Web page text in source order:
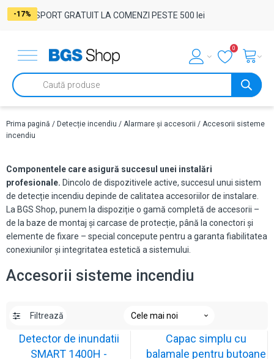
TRANSPORT GRATUIT LA COMENZI PESTE 500 lei
0
Products
search
Prima pagină / Detecție incendiu / Alarmare și accesorii / Accesorii sisteme
incendiu
Componentele care asigură succesul unei instalări
profesionale. Dincolo de dispozitivele active, succesul unui sistem
de detecție incendiu depinde de calitatea accesoriilor de instalare.
La BGS Shop, punem la dispoziție o gamă completă de accesorii –
de la baze de montaj și carcase de protecție, până la conectori și
elemente de fixare – special concepute pentru a garanta fiabilitatea
conexiunilor și integritatea estetică a sistemului.
Accesorii sisteme incendiu
Filtrează
-17%
Detector de inundatii
SMART 1400H -
-29%
Capac simplu cu
balamale pentru butoane
-17%
-50%
-50%
-50%
-50%
-50%
-50%
-50%
-17%
-17%
-29%
-17%
-18%
-23%
-17%
-17%
-17%
-17%
-17%
-17%
-17%
-17%
-17%